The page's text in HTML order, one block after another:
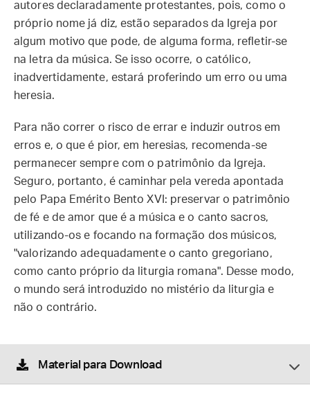
autores declaradamente protestantes, pois, como o
próprio nome já diz, estão separados da Igreja por
algum motivo que pode, de alguma forma, refletir-se
na letra da música. Se isso ocorre, o católico,
inadvertidamente, estará proferindo um erro ou uma
heresia.
Para não correr o risco de errar e induzir outros em
erros e, o que é pior, em heresias, recomenda-se
permanecer sempre com o patrimônio da Igreja.
Seguro, portanto, é caminhar pela vereda apontada
pelo Papa Emérito Bento XVI: preservar o patrimônio
de fé e de amor que é a música e o canto sacros,
utilizando-os e focando na formação dos músicos,
"valorizando adequadamente o canto gregoriano,
como canto próprio da liturgia romana". Desse modo,
o mundo será introduzido no mistério da liturgia e
não o contrário.
Material para Download